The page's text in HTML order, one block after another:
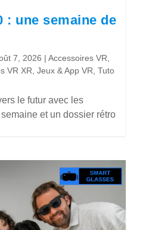
: une semaine de
7, 2026 |Accessoires VR
VR XR ,Jeux & App VR ,Tuto
le futur avec les
et un dossier rétro